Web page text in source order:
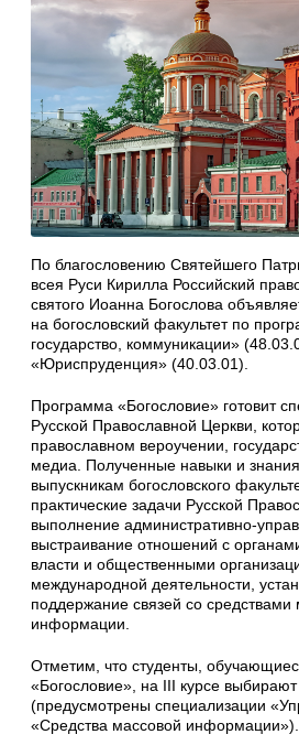
По благословению Святейшего
всея Руси Кирилла Российский
святого Иоанна Богослова
на богословский факультет по
государство, коммуникации»
«Юриспруденция» (40.03.01).
Программа «Богословие» готовит
Русской Православной Церкви,
православном вероучении,
медиа. Полученные навыки и
выпускникам богословского
практические задачи Русской
выполнение административно-
выстраивание отношений с
власти и общественными
международной деятельности,
поддержание связей со средствами
информации.
Отметим, что студенты,
«Богословие», на III курсе
(предусмотрены специализации
«Средства массовой информации»).